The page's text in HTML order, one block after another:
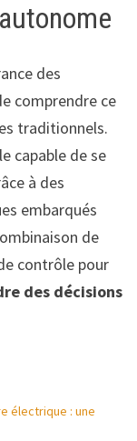
des
comprendre ce
traditionnels.
capable de se
à des
embarqués
de
contrôle pour
des décisions
électrique : une